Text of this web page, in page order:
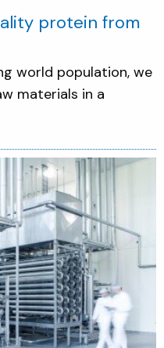
protein from
world population, we
materials in a